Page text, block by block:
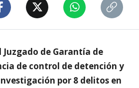
Juzgado de Garantía de
de control de detención y
por 8 delitos en